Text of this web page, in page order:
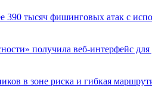
390 тысяч фишинговых атак с
получила веб-интерфейс
в зоне риска и гибкая